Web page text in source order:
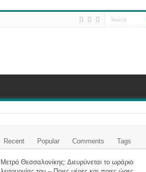
Recent Popular Comments Tags
Μετρό Θεσσαλονίκης: Διευρύνεται το ωράριο